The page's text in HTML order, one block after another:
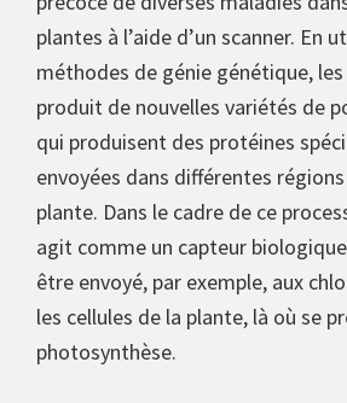
plantes à l’aide d’un scanner. En
méthodes de génie génétique,
produit de nouvelles variétés de
qui produisent des protéines
envoyées dans différentes
plante. Dans le cadre de ce
agit comme un capteur
être envoyé, par exemple, aux
les cellules de la plante, là où se
photosynthèse.